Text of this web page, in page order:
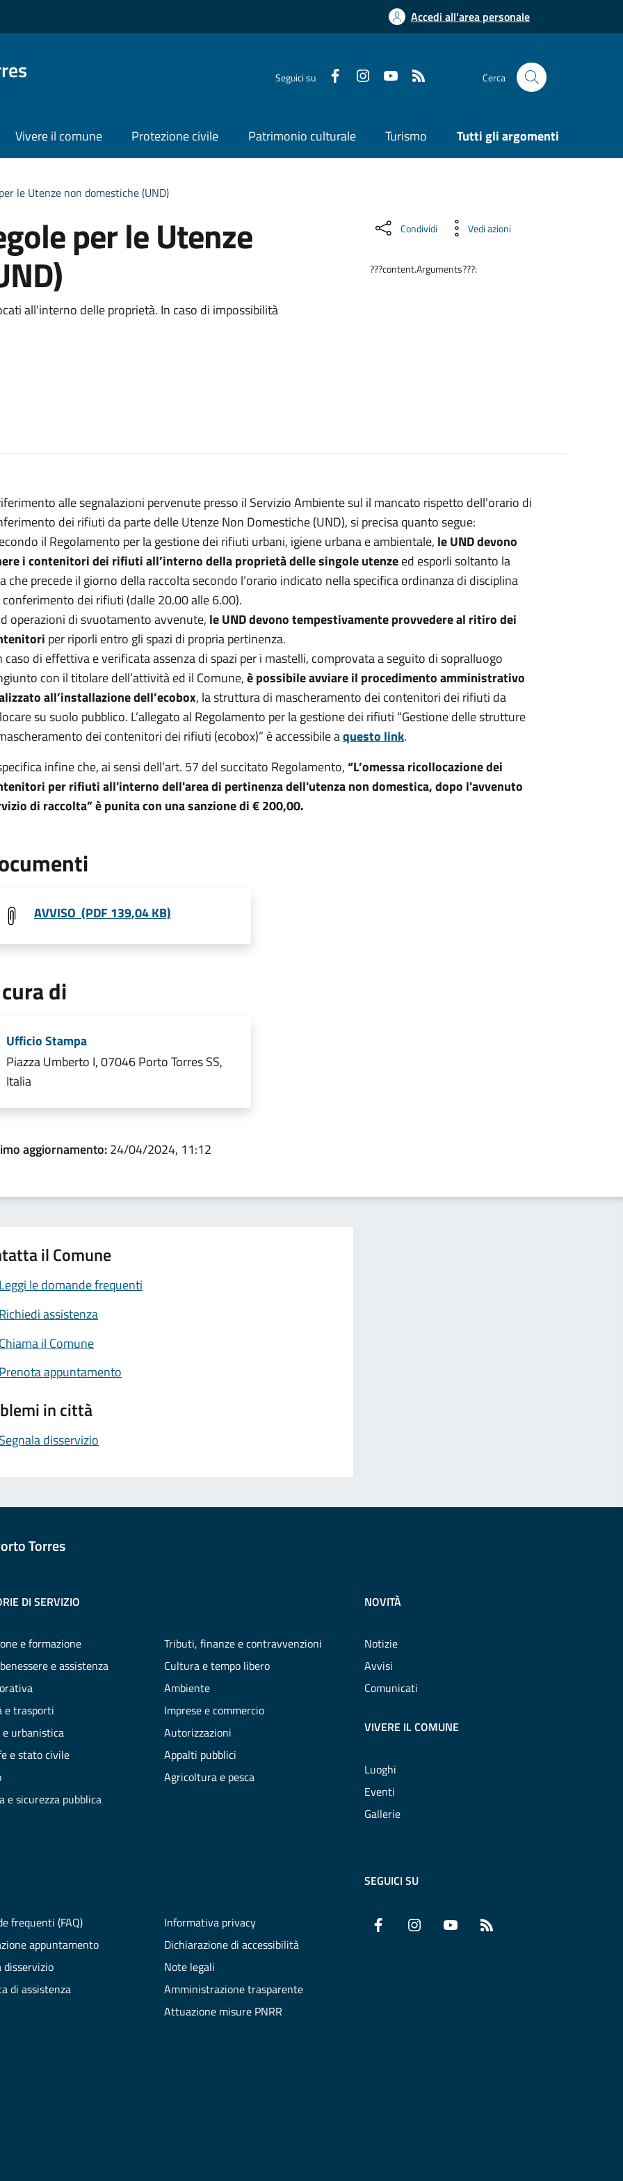
Accedi all'area personale
Seguici su Cerca
Vivere il comune Protezione civile Patrimonio culturale Turismo Tutti gli argomenti
le Utenze non domestiche (UND)
per le Utenze
all'interno delle proprietà. In caso di impossibilità
Condividi Vedi azioni
???content.Arguments???:
alle segnalazioni pervenute presso il Servizio Ambiente sul il mancato rispetto dell’orario di
dei rifiuti da parte delle Utenze Non Domestiche (UND), si precisa quanto segue:
il Regolamento per la gestione dei rifiuti urbani, igiene urbana e ambientale, le UND devono
i contenitori dei rifiuti all’interno della proprietà delle singole utenzeed esporli soltanto la
che precede il giorno della raccolta secondo l’orario indicato nella specifica ordinanza di disciplina
dei rifiuti (dalle 20.00 alle 6.00).
operazioni di svuotamento avvenute, le UND devono tempestivamente provvedere al ritiro dei
per riporli entro gli spazi di propria pertinenza.
caso di effettiva e verificata assenza di spazi per i mastelli, comprovata a seguito di sopralluogo
con il titolare dell’attività ed il Comune,è possibile avviare il procedimento amministrativo
all’installazione dell’ecobox, la struttura di mascheramento dei contenitori dei rifiuti da
su suolo pubblico. L’allegato al Regolamento per la gestione dei rifiuti “Gestione delle strutture
dei contenitori dei rifiuti (ecobox)” è accessibile aquesto link.
infine che, ai sensi dell’art. 57 del succitato Regolamento,“L’omessa ricollocazione dei
per rifiuti all'interno dell'area di pertinenza dell'utenza non domestica, dopo l'avvenuto
di raccolta” è punita con una sanzione di € 200,00.
AVVISO (PDF 139,04 KB)
di
Ufficio Stampa
Piazza Umberto I, 07046 Porto Torres SS,
Italia
aggiornamento:24/04/2024, 11:12
il Comune
le domande frequenti
assistenza
il Comune
appuntamento
in città
disservizio
Torres
DI SERVIZIO
e formazione
e assistenza
e trasporti
urbanistica
e stato civile
e sicurezza pubblica
Tributi, finanze e contravvenzioni
Cultura e tempo libero
Ambiente
Imprese e commercio
Autorizzazioni
Appalti pubblici
Agricoltura e pesca
NOVITÀ
Notizie
Avvisi
Comunicati
VIVERE IL COMUNE
Luoghi
Eventi
Gallerie
frequenti (FAQ)
appuntamento
disservizio
di assistenza
Informativa privacy
Dichiarazione di accessibilità
Note legali
Amministrazione trasparente
Attuazione misure PNRR
SEGUICI SU
Facebook InstagramYouTube